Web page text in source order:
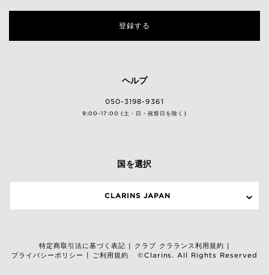
登録する
ヘルプ
050-3198-9361
9:00-17:00 (土・日・祝祭日を除く)
国を選択
CLARINS JAPAN
特定商取引法に基づく表記 | クラブ クラランス利用規約 |
プライバシーポリシー
ご利用規約 ©Clarins. All Rights Reserved